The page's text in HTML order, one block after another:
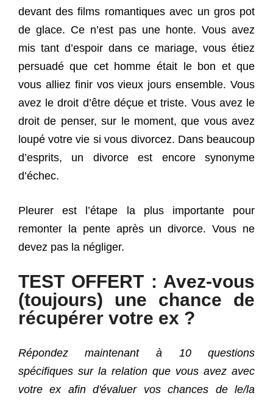
devant des films romantiques avec un gros pot
de glace. Ce n’est pas une honte. Vous avez
mis tant d’espoir dans ce mariage, vous étiez
persuadé que cet homme était le bon et que
vous alliez finir vos vieux jours ensemble. Vous
avez le droit d’être déçue et triste. Vous avez le
droit de penser, sur le moment, que vous avez
loupé votre vie si vous divorcez. Dans beaucoup
d’esprits, un divorce est encore synonyme
d’échec.
Pleurer est l’étape la plus importante pour
remonter la pente après un divorce. Vous ne
devez pas la négliger.
TEST OFFERT : Avez-vous
(toujours) une chance de
récupérer votre ex ?
Répondez maintenant à 10 questions
spécifiques sur la relation que vous avez avec
votre ex afin d'évaluer vos chances de le/la